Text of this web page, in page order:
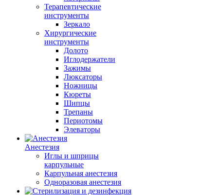
Терапевтические
инструменты
Зеркало
Хирургические
инструменты
Долото
Иглодержатели
Зажимы
Люксаторы
Ножницы
Кюреты
Шипцы
Трепаны
Периотомы
Элеваторы
Анестезия
Иглы и шприцы
карпульные
Карпульная анестезия
Одноразовая анестезия